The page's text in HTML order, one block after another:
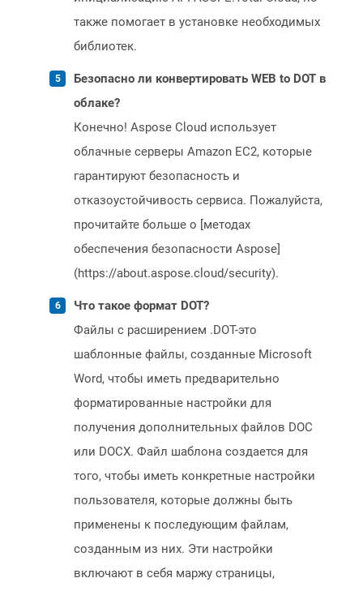
также помогает в установке необходимых
библиотек.
Безопасно ли конвертировать WEB to DOT в
облаке?
Конечно! Aspose Cloud использует
облачные серверы Amazon EC2, которые
гарантируют безопасность и
отказоустойчивость сервиса. Пожалуйста,
прочитайте больше о [методах
обеспечения безопасности Aspose]
(https://about.aspose.cloud/security).
Что такое формат DOT?
Файлы с расширением .DOT-это
шаблонные файлы, созданные Microsoft
Word, чтобы иметь предварительно
форматированные настройки для
получения дополнительных файлов DOC
или DOCX. Файл шаблона создается для
того, чтобы иметь конкретные настройки
пользователя, которые должны быть
применены к последующим файлам,
созданным из них. Эти настройки
включают в себя маржу страницы,